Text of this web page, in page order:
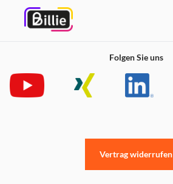
Folgen Sie uns
Vertrag widerrufen